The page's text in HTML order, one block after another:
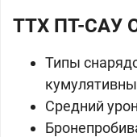
ТТХ ПТ-САУ
Типы
Средний